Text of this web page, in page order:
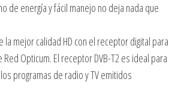
de energía y fácil manejo no deja nada que
la mejor calidad HD con el receptor digital para
Opticum. El receptor DVB-T2 es ideal para
programas de radio y TV emitidos